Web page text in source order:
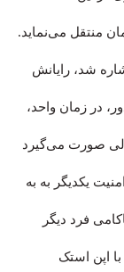
منتقل می‌نماید.
شد، رایانش
در زمان واحد،
صورت می‌گیرد
یکدیگر به به
فرد دیگر
اپن استک